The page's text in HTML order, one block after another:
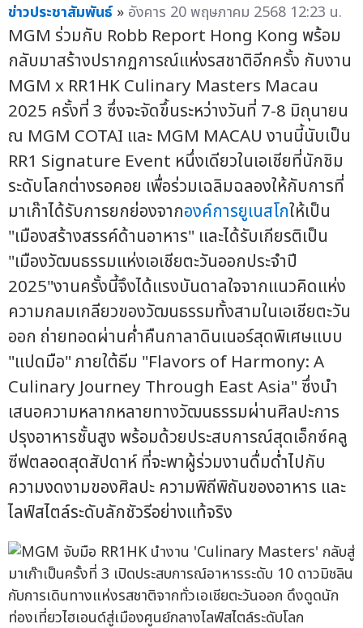
ข่าวประชาสัมพันธ์ » อังคาร 20 พฤษภาคม 2568 12:23 น.
MGM ร่วมกับ Robb Report Hong Kong พร้อม
กลับมาสร้างปรากฏการณ์แห่งรสชาติอีกครั้ง กับงาน
MGM x RR1HK Culinary Masters Macau
2025 ครั้งที่ 3 ซึ่งจะจัดขึ้นระหว่างวันที่ 7-8 มิถุนายน
ณ MGM COTAI และ MGM MACAU งานนี้นับเป็น
RR1 Signature Event หนึ่งเดียวในเอเชียที่นักชิม
ระดับโลกต่างรอคอย เพื่อร่วมเฉลิมฉลองให้กับการที่
มาเก๊าได้รับการยกย่องจากองค์การยูเนสโกให้เป็น
"เมืองสร้างสรรค์ด้านอาหาร" และได้รับเกียรติเป็น
"เมืองวัฒนธรรมแห่งเอเชียตะวันออกประจำปี
2025"งานครั้งนี้จึงได้แรงบันดาลใจจากแนวคิดแห่ง
ความกลมเกลียวของวัฒนธรรมทั้งสามในเอเชียตะวัน
ออก ถ่ายทอดผ่านค่ำคืนกาลาดินเนอร์สุดพิเศษแบบ
"แปดมือ" ภายใต้ธีม "Flavors of Harmony: A
Culinary Journey Through East Asia" ซึ่งนำ
เสนอความหลากหลายทางวัฒนธรรมผ่านศิลปะการ
ปรุงอาหารชั้นสูง พร้อมด้วยประสบการณ์สุดเอ็กซ์คลู
ซีฟตลอดสุดสัปดาห์ ที่จะพาผู้ร่วมงานดื่มด่ำไปกับ
ความงดงามของศิลปะ ความพิถีพิถันของอาหาร และ
ไลฟ์สไตล์ระดับลักชัวรีอย่างแท้จริง